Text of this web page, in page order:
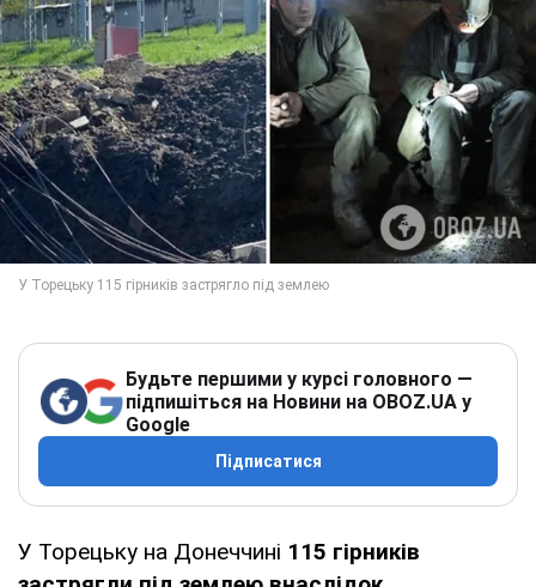
Будьте першими у курсі головного —
підпишіться на Новини на OBOZ.UA у
Google
Підписатися
У Торецьку на Донеччині 115 гірників